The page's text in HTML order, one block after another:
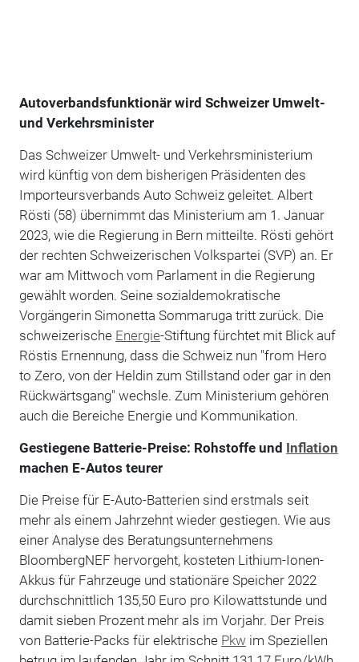
Autoverbandsfunktionär wird Schweizer Umwelt-
und Verkehrsminister
Das Schweizer Umwelt- und Verkehrsministerium
wird künftig von dem bisherigen Präsidenten des
Importeursverbands Auto Schweiz geleitet. Albert
Rösti (58) übernimmt das Ministerium am 1. Januar
2023, wie die Regierung in Bern mitteilte. Rösti gehört
der rechten Schweizerischen Volkspartei (SVP) an. Er
war am Mittwoch vom Parlament in die Regierung
gewählt worden. Seine sozialdemokratische
Vorgängerin Simonetta Sommaruga tritt zurück. Die
schweizerische Energie-Stiftung fürchtet mit Blick auf
Röstis Ernennung, dass die Schweiz nun "from Hero
to Zero, von der Heldin zum Stillstand oder gar in den
Rückwärtsgang" wechsle. Zum Ministerium gehören
auch die Bereiche Energie und Kommunikation.
Gestiegene Batterie-Preise: Rohstoffe und Inflation
machen E-Autos teurer
Die Preise für E-Auto-Batterien sind erstmals seit
mehr als einem Jahrzehnt wieder gestiegen. Wie aus
einer Analyse des Beratungsunternehmens
BloombergNEF hervorgeht, kosteten Lithium-Ionen-
Akkus für Fahrzeuge und stationäre Speicher 2022
durchschnittlich 135,50 Euro pro Kilowattstunde und
damit sieben Prozent mehr als im Vorjahr. Der Preis
von Batterie-Packs für elektrische Pkw im Speziellen